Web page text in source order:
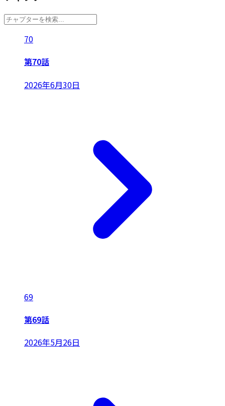
70
第70話
2026年6月30日
69
第69話
2026年5月26日